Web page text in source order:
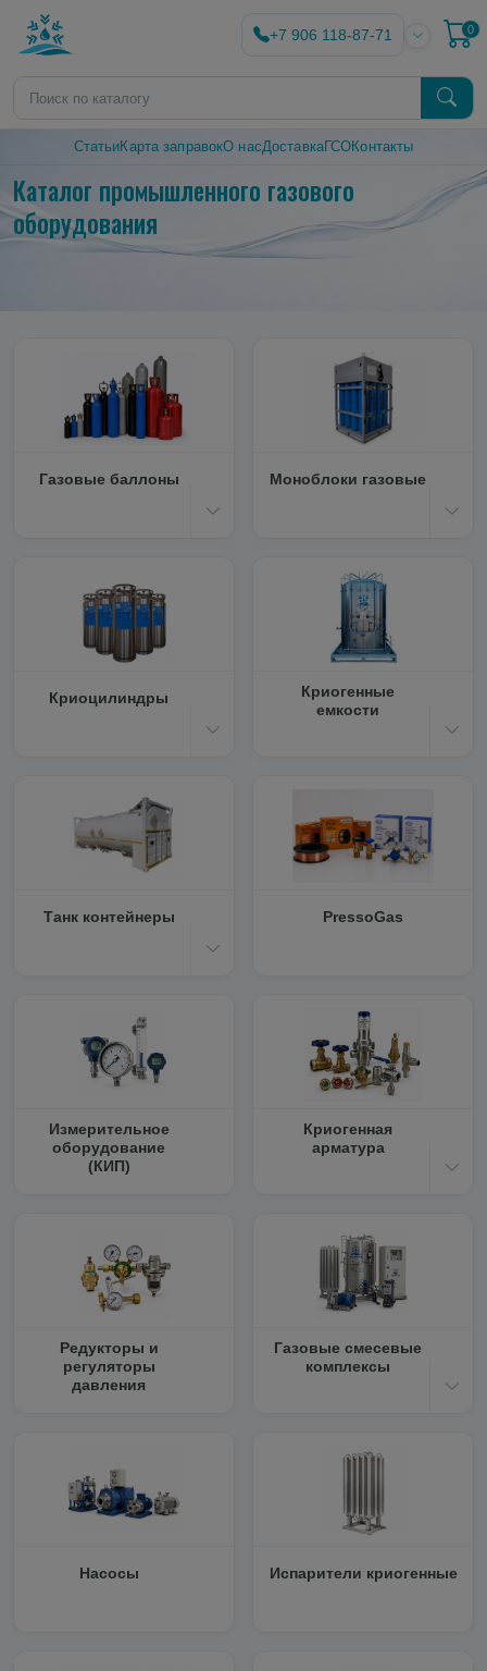
+7 906 118-87-71 0
СтатьиКарта заправокО насДоставкаГСОКонтакты
Каталог промышленного газового
оборудования
Газовые баллоны Моноблоки газовые
Криоцилиндры
Криогенные
емкости
Танк контейнеры PressoGas
Измерительное
оборудование
(КИП)
Криогенная
арматура
Редукторы и
регуляторы
давления
Газовые смесевые
комплексы
Насосы Испарители криогенные